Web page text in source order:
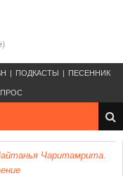
ПОДКАСТЫ ПЕСЕННИК
Чаритамрита.